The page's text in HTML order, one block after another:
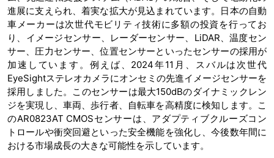
進展に支えられ、着実な拡大が見込まれています。日本の自動
車メーカーは次世代モビリティ技術に多額の投資を行ってお
り、イメージセンサー、レーダーセンサー、LiDAR、温度セン
サー、圧力センサー、位置センサーといったセンサーの採用が
加速しています。例えば、2024年11月、スバルは次世代
EyeSightステレオカメラにオンセミの先進イメージセンサーを
採用しました。このセンサーは最大150dBのダイナミックレン
ジを実現し、車両、歩行者、自転車を高精度に検知します。こ
のAR0823AT CMOSセンサーは、アダプティブクルーズコン
トロールや衝突回避といった安全機能を強化し、今後数年間に
おける市場成長の大きな可能性を示しています。